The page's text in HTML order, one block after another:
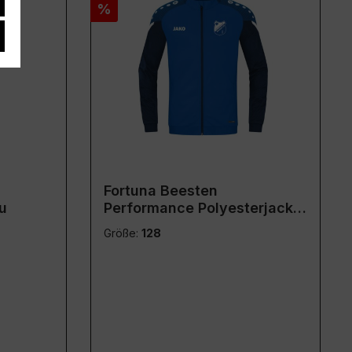
Rabatt
%
Fortuna Beesten
Performance Polyesterjacke
blau
Größe: 128